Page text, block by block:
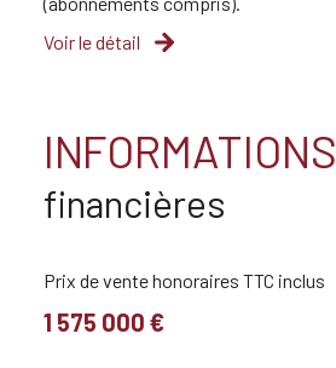
Voir le détail
INFORMATIONS
financières
Prix de vente honoraires TTC inclus
1 575 000 €